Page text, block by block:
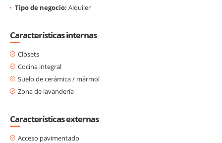
Tipo de negocio: Alquiler
Características internas
Clósets
Cocina integral
Suelo de cerámica / mármol
Zona de lavandería
Características externas
Acceso pavimentado